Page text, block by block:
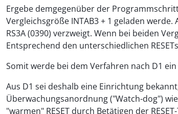
Ergebe demgegenüber der
Vergleichsgröße INTAB3 + 1 geladen
RS3A (0390) verzweigt. Wenn bei beiden
Entsprechend den unterschiedlichen
Somit werde bei dem Verfahren nach D1
Aus D1 sei deshalb eine Einrichtung
Überwachungsanordnung ("Watch-dog")
"warmen" RESET durch Betätigen der